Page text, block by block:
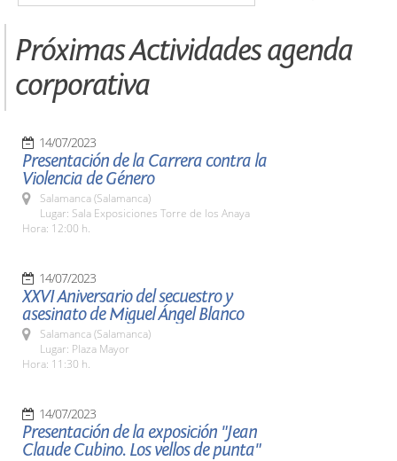
Próximas Actividades agenda
corporativa
14/07/2023
Presentación de la Carrera contra la
Violencia de Género
Salamanca (Salamanca)
Lugar: Sala Exposiciones Torre de los Anaya
Hora: 12:00 h.
14/07/2023
XXVI Aniversario del secuestro y
asesinato de Miguel Ángel Blanco
Salamanca (Salamanca)
Lugar: Plaza Mayor
Hora: 11:30 h.
14/07/2023
Presentación de la exposición "Jean
Claude Cubino. Los vellos de punta"